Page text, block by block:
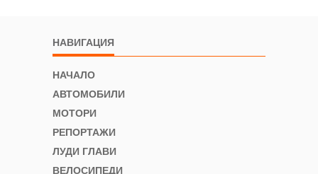
НАВИГАЦИЯ
НАЧАЛО
АВТОМОБИЛИ
МОТОРИ
РЕПОРТАЖИ
ЛУДИ ГЛАВИ
ВЕЛОСИПЕДИ